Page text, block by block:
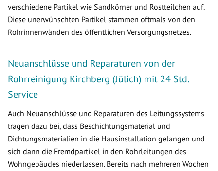
verschiedene Partikel wie Sandkörner und Rostteilchen auf.
Diese unerwünschten Partikel stammen oftmals von den
Rohrinnenwänden des öffentlichen Versorgungsnetzes.
Neuanschlüsse und Reparaturen von der
Rohrreinigung Kirchberg (Jülich) mit 24 Std.
Service
Auch Neuanschlüsse und Reparaturen des Leitungssystems
tragen dazu bei, dass Beschichtungsmaterial und
Dichtungsmaterialien in die Hausinstallation gelangen und
sich dann die Fremdpartikel in den Rohrleitungen des
Wohngebäudes niederlassen. Bereits nach mehreren Wochen